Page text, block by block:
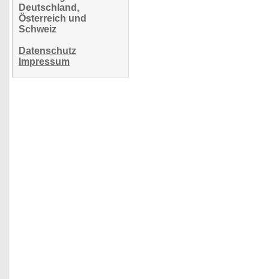
Deutschland,
Österreich und
Schweiz
Datenschutz
Impressum